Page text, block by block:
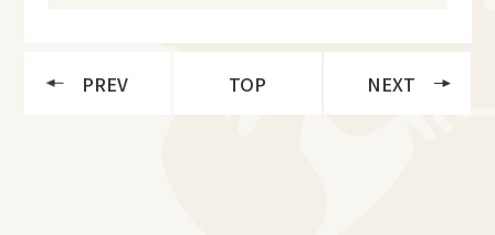
PREV TOP NEXT